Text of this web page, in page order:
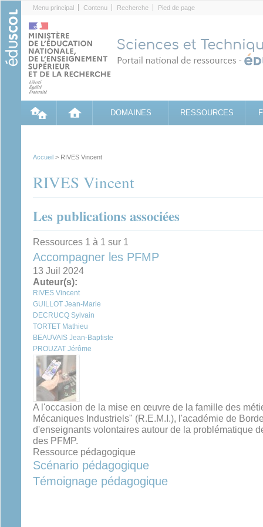
Menu principal Contenu Recherche Pied de page
DOMAINES RESSOURCES
Accueil > RIVES Vincent
RIVES Vincent
Les publications associées
Ressources 1 à 1 sur 1
Accompagner les PFMP
13 Juil 2024
Auteur(s):
RIVES Vincent
GUILLOT Jean-Marie
DECRUCQ Sylvain
TORTET Mathieu
BEAUVAIS Jean-Baptiste
PROUZAT Jérôme
A l'occasion de la mise en œuvre de la famille des
Mécaniques Industriels" (R.E.M.I.), l'académie de
d'enseignants volontaires autour de la problématique
des PFMP.
Ressource pédagogique
Scénario pédagogique
Témoignage pédagogique